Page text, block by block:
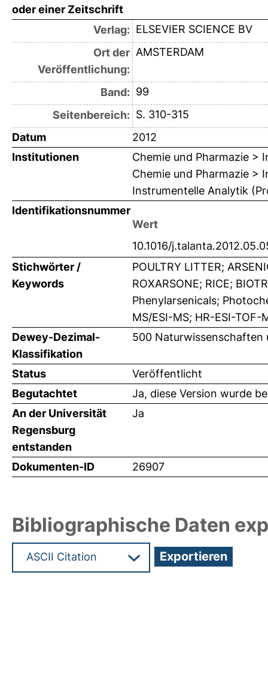
oder einer Zeitschrift
Verlag: ELSEVIER SCIENCE BV
Ort der
Veröffentlichung:
AMSTERDAM
Band: 99
Seitenbereich: S. 310-315
Datum
2012
Institutionen
Chemie und Pharmazie >
Chemie und Pharmazie >
Instrumentelle Analytik
Identifikationsnummer
Wert
10.1016/
Stichwörter /
Keywords
POULTRY LITTER;
ROXARSONE; RICE;
Phenylarsenicals;
MS/ESI-MS; HR-ESI-TOF-
Dewey-Dezimal-
Klassifikation
500 Naturwissenschaften
Status
Veröffentlicht
Begutachtet
Ja, diese Version wurde
An der Universität
Regensburg
entstanden
Ja
Dokumenten-ID 26907
Bibliographische Daten